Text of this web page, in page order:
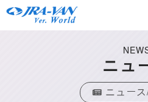
ニュ
ニュー